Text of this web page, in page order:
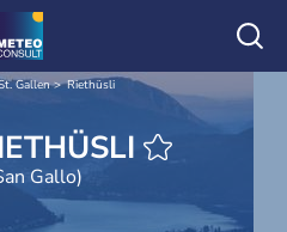
Gallen Riethüsli
RIETHÜSLI
Gallo)